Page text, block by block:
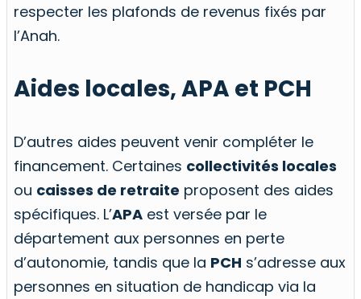
respecter les plafonds de revenus fixés par
l’Anah.
Aides locales, APA et PCH
D’autres aides peuvent venir compléter le
financement. Certaines collectivités locales
ou caisses de retraite proposent des aides
spécifiques. L’APA est versée par le
département aux personnes en perte
d’autonomie, tandis que la PCH s’adresse aux
personnes en situation de handicap via la